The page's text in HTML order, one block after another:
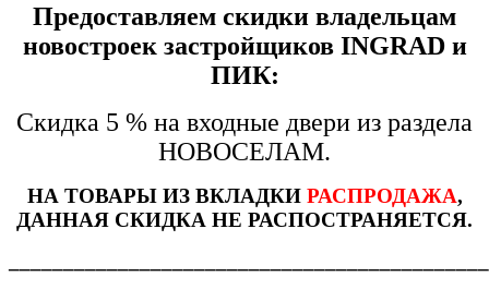
Предоставляем скидки владельцам
новостроек застройщиков INGRAD и
ПИК:
Скидка 5 % на входные двери из раздела
НОВОСЕЛАМ.
НА ТОВАРЫ ИЗ ВКЛАДКИ РАСПРОДАЖА,
ДАННАЯ СКИДКА НЕ РАСПОСТРАНЯЕТСЯ.